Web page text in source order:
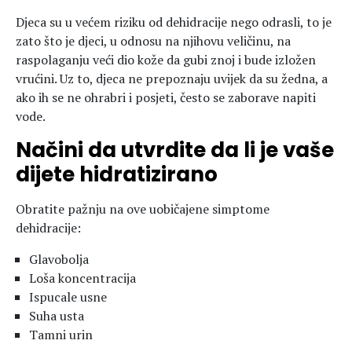
Djeca su u većem riziku od dehidracije nego odrasli, to je
zato što je djeci, u odnosu na njihovu veličinu, na
raspolaganju veći dio kože da gubi znoj i bude izložen
vrućini. Uz to, djeca ne prepoznaju uvijek da su žedna, a
ako ih se ne ohrabri i posjeti, često se zaborave napiti
vode.
Načini da utvrdite da li je vaše
dijete hidratizirano
Obratite pažnju na ove uobičajene simptome
dehidracije:
Glavobolja
Loša koncentracija
Ispucale usne
Suha usta
Tamni urin